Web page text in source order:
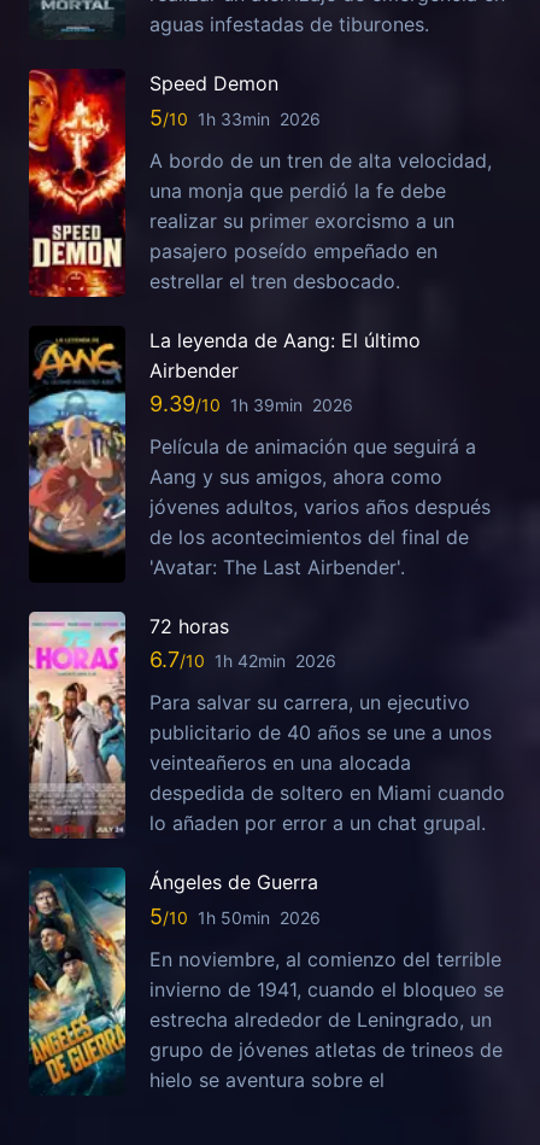
aguas infestadas de tiburones.
Speed Demon
5 1h 33min 2026
A bordo de un tren de alta velocidad,
una monja que perdió la fe debe
realizar su primer exorcismo a un
pasajero poseído empeñado en
estrellar el tren desbocado.
La leyenda de Aang: El último
Airbender
9.39 1h 39min 2026
Película de animación que seguirá a
Aang y sus amigos, ahora como
jóvenes adultos, varios años después
de los acontecimientos del final de
'Avatar: The Last Airbender'.
72 horas
6.7 1h 42min 2026
Para salvar su carrera, un ejecutivo
publicitario de 40 años se une a unos
veinteañeros en una alocada
despedida de soltero en Miami cuando
lo añaden por error a un chat grupal.
Ángeles de Guerra
5 1h 50min 2026
En noviembre, al comienzo del terrible
invierno de 1941, cuando el bloqueo se
estrecha alrededor de Leningrado, un
grupo de jóvenes atletas de trineos de
hielo se aventura sobre el